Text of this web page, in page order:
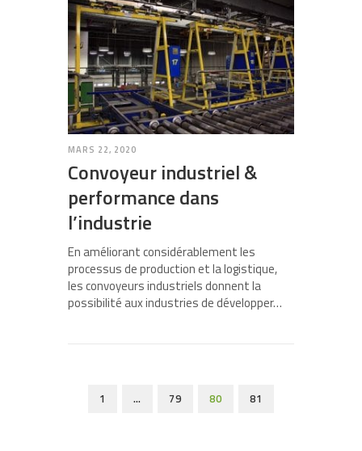
MARS 22, 2020
Convoyeur industriel &
performance dans
l’industrie
En améliorant considérablement les
processus de production et la logistique,
les convoyeurs industriels donnent la
possibilité aux industries de développer…
1 … 79 80 81